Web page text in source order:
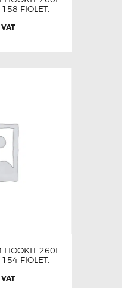
FIOLET.
260L
FIOLET.